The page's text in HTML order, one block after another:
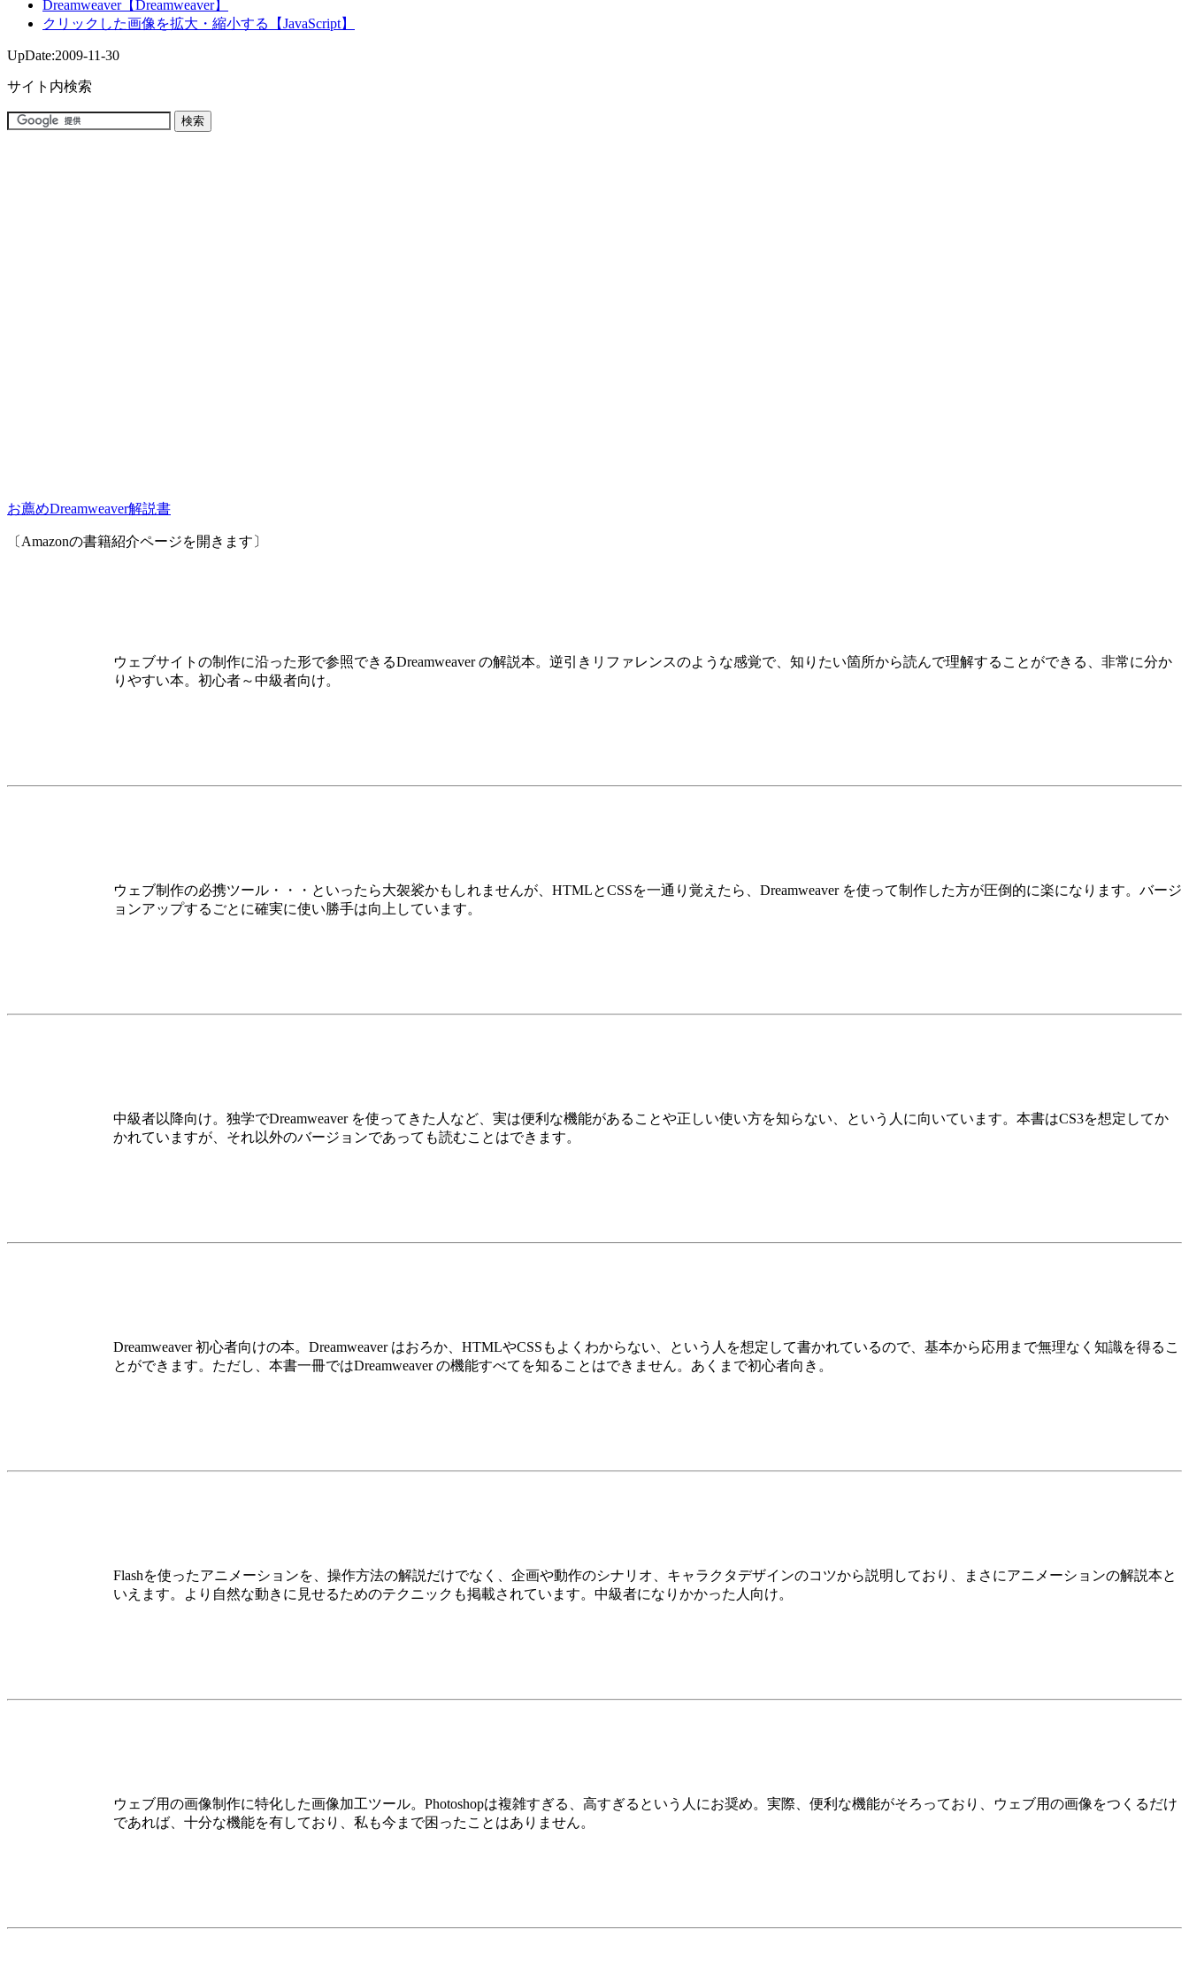
Dreamweaver【Dreamweaver】
クリックした画像を拡大・縮小する【JavaScript】
UpDate:2009-11-30
サイト内検索
お薦めDreamweaver解説書
〔Amazonの書籍紹介ページを開きます〕
ウェブサイトの制作に沿った形で参照できるDreamweaver の解説本。逆引きリファレンスのような感覚で、知りたい箇所から読んで理解することができる、非常に分か
りやすい本。初心者～中級者向け。
ウェブ制作の必携ツール・・・といったら大袈裟かもしれませんが、HTMLとCSSを一通り覚えたら、Dreamweaver を使って制作した方が圧倒的に楽になります。バージ
ョンアップするごとに確実に使い勝手は向上しています。
中級者以降向け。独学でDreamweaver を使ってきた人など、実は便利な機能があることや正しい使い方を知らない、という人に向いています。本書はCS3を想定してか
かれていますが、それ以外のバージョンであっても読むことはできます。
Dreamweaver 初心者向けの本。Dreamweaver はおろか、HTMLやCSSもよくわからない、という人を想定して書かれているので、基本から応用まで無理なく知識を得るこ
とができます。ただし、本書一冊ではDreamweaver の機能すべてを知ることはできません。あくまで初心者向き。
Flashを使ったアニメーションを、操作方法の解説だけでなく、企画や動作のシナリオ、キャラクタデザインのコツから説明しており、まさにアニメーションの解説本と
いえます。より自然な動きに見せるためのテクニックも掲載されています。中級者になりかかった人向け。
ウェブ用の画像制作に特化した画像加工ツール。Photoshopは複雑すぎる、高すぎるという人にお奨め。実際、便利な機能がそろっており、ウェブ用の画像をつくるだけ
であれば、十分な機能を有しており、私も今まで困ったことはありません。